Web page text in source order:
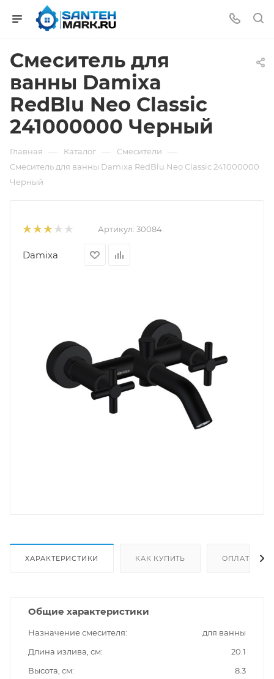
Смеситель для
ванны Damixa
RedBlu Neo Classic
241000000 Черный
Главная — Каталог — Смесители —
Смеситель для ванны Damixa RedBlu Neo Classic 241000000
Черный
Артикул: 30084
Damixa
ХАРАКТЕРИСТИКИ КАК КУПИТЬ ОПЛАТА
Общие характеристики
Назначение смесителя
для ванны
Длина излива, см
20.1
Высота, см
8.3